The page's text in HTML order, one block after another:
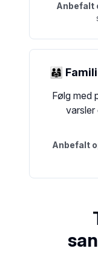
Anbefalt
👨‍👩‍👧
Følg med
Anbefalt